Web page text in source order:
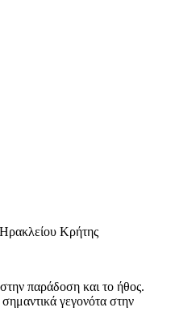
Κρήτης
παράδοση και το ήθος.
γεγονότα στην